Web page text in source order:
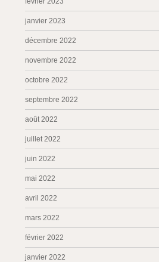
janvier 2023
décembre 2022
novembre 2022
octobre 2022
septembre 2022
août 2022
juillet 2022
juin 2022
mai 2022
avril 2022
mars 2022
février 2022
janvier 2022